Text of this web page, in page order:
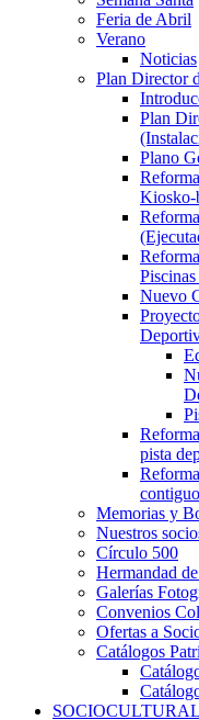
Feria de Abril
Verano
Noticias
Plan Director
Plan
Plano
Kiosko-
Nuevo
pista
Memorias y
Nuestros
Círculo 500
Hermandad
Galerías
Convenios
Ofertas a
Catálogos
SOCIOCULTURAL